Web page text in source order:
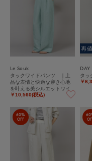
Le Souk
タックワイドパンツ ｜上
品な表情と快適な穿き心地
を叶える美シルエットワイ
ドパンツ
￥10,560(税込)
再
タッ
￥
60%
OFF